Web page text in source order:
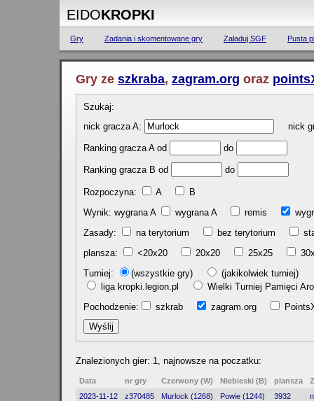
EIDOKROPKI
Gry Zadania i skomentowane gry Załaduj SGF Pusta
Gry ze szkraba, zagram.org oraz
Szukaj:
nick gracza A:
nick
Ranking gracza A od do
Ranking gracza B od do
Rozpoczyna: A
B
Wynik: wygrana A
wygrana A remis
Zasady:
na terytorium bez terytorium
plansza:
<20x20 20x20 25x25
Turniej:
(wszystkie gry)
(jakikolwiek turniej)
liga kropki.legion.pl
Wielki Turniej Pamięci
Pochodzenie:
szkrab zagram.org
Znalezionych gier: 1, najnowsze na poczatku:
Data nr gry Czerwony (W) Niebieski (B) plansza
2023-11-12
z370485 Murlock (1268) Powie (1244) 3932